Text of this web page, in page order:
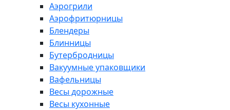
Аэрогрили
Аэрофритюрницы
Блендеры
Блинницы
Бутербродницы
Вакуумные упаковщики
Вафельницы
Весы дорожные
Весы кухонные